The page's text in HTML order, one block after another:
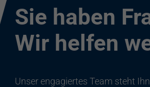
Sie haben
Wir helfen
Unser engagiertes Team steht